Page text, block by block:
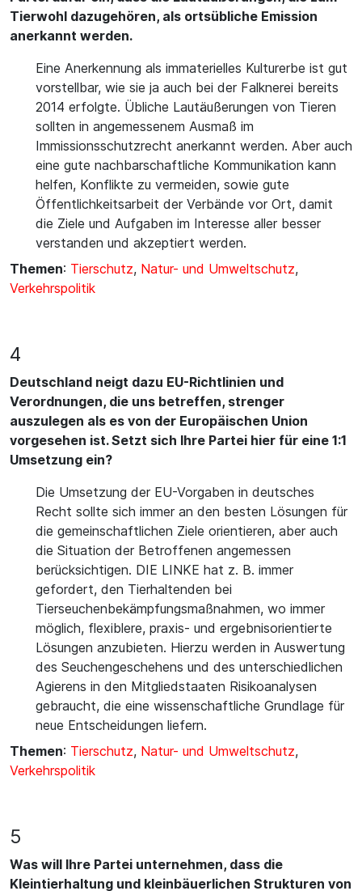
Tierwohl dazugehören, als ortsübliche Emission
anerkannt werden.
Eine Anerkennung als immaterielles Kulturerbe ist gut
vorstellbar, wie sie ja auch bei der Falknerei bereits
2014 erfolgte. Übliche Lautäußerungen von Tieren
sollten in angemessenem Ausmaß im
Immissionsschutzrecht anerkannt werden. Aber auch
eine gute nachbarschaftliche Kommunikation kann
helfen, Konflikte zu vermeiden, sowie gute
Öffentlichkeitsarbeit der Verbände vor Ort, damit
die Ziele und Aufgaben im Interesse aller besser
verstanden und akzeptiert werden.
Themen: Tierschutz, Natur- und Umweltschutz,
Verkehrspolitik
4
Deutschland neigt dazu EU-Richtlinien und
Verordnungen, die uns betreffen, strenger
auszulegen als es von der Europäischen Union
vorgesehen ist. Setzt sich Ihre Partei hier für eine 1:1
Umsetzung ein?
Die Umsetzung der EU-Vorgaben in deutsches
Recht sollte sich immer an den besten Lösungen für
die gemeinschaftlichen Ziele orientieren, aber auch
die Situation der Betroffenen angemessen
berücksichtigen. DIE LINKE hat z. B. immer
gefordert, den Tierhaltenden bei
Tierseuchenbekämpfungsmaßnahmen, wo immer
möglich, flexiblere, praxis- und ergebnisorientierte
Lösungen anzubieten. Hierzu werden in Auswertung
des Seuchengeschehens und des unterschiedlichen
Agierens in den Mitgliedstaaten Risikoanalysen
gebraucht, die eine wissenschaftliche Grundlage für
neue Entscheidungen liefern.
Themen: Tierschutz, Natur- und Umweltschutz,
Verkehrspolitik
5
Was will Ihre Partei unternehmen, dass die
Kleintierhaltung und kleinbäuerlichen Strukturen von